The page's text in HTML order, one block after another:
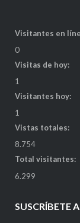
Visitantes en
0
Visitas de hoy:
1
Visitantes hoy:
1
Vistas totales:
8.754
Total visitantes:
6.299
SUSCRÍBETE